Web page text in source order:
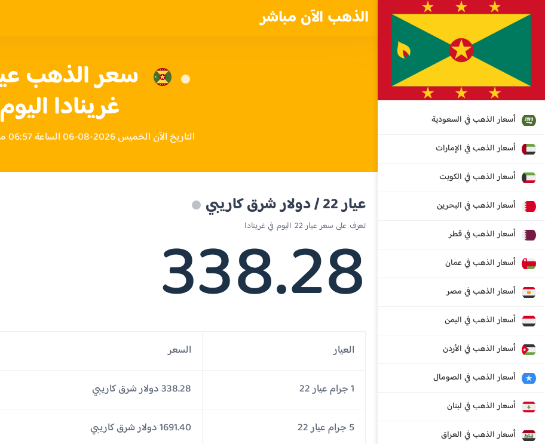
الذهب الآن مباشر
أسعار الذهب في السعودية
أسعار الذهب في الإمارات
أسعار الذهب في الكويت
أسعار الذهب في البحرين
أسعار الذهب في قطر
أسعار الذهب في عمان
أسعار الذهب في مصر
أسعار الذهب في اليمن
أسعار الذهب في الأردن
أسعار الذهب في الصومال
أسعار الذهب في لبنان
أسعار الذهب في العراق
غرينادا اليوم
التاريخ الآن الخميس 2026-08-06 الساعة 06:57 مساءً بتوقيت غرينادا
عيار 22 / دولار شرق كاريبي
تعرف على سعر عيار 22 اليوم في غرينادا
338.28
العيار السعر
1 جرام عيار 22 338.28 دولار شرق كاريبي
5 جرام عيار 22 1691.40 دولار شرق كاريبي